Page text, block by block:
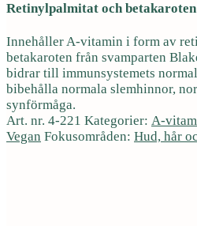
Retinylpalmitat och betakaroten
Innehåller A-vitamin i form av
betakaroten från svamparten
bidrar till immunsystemets
bibehålla normala slemhinnor,
synförmåga.
Art. nr. 4-221 Kategorier: A-
Vegan Fokusområden: Hud, hår